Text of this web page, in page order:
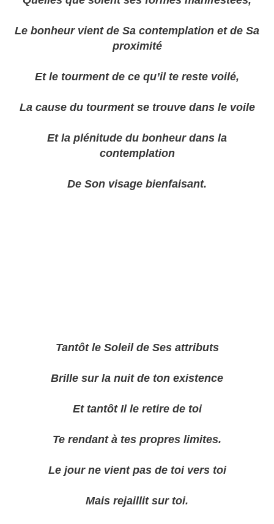
Le bonheur vient de Sa contemplation et de Sa
proximité
Et le tourment de ce qu’il te reste voilé,
La cause du tourment se trouve dans le voile
Et la plénitude du bonheur dans la
contemplation
De Son visage bienfaisant.
Tantôt le Soleil de Ses attributs
Brille sur la nuit de ton existence
Et tantôt Il le retire de toi
Te rendant à tes propres limites.
Le jour ne vient pas de toi vers toi
Mais rejaillit sur toi.